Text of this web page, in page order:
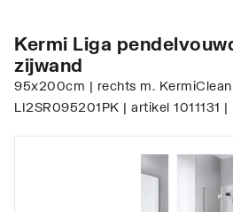
Kermi Liga
zijwand
95x200cm | rechts m.
LI2SR095201PK | artikel 1011131